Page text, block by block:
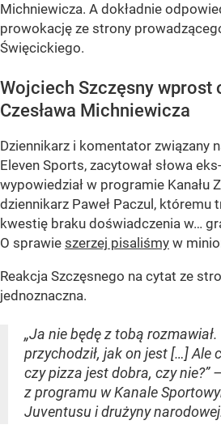
Michniewicza. A dokładnie
prowokację ze strony
Święcickiego.
Wojciech Szczęsny wprost
Czesława Michniewicza
Dziennikarz i komentator związany
Eleven Sports, zacytował słowa
wypowiedział w programie Kanału
dziennikarz Paweł Paczul, któremu
kwestię braku doświadczenia w…
O sprawie szerzej pisaliśmy w
Reakcja Szczęsnego na cytat ze
jednoznaczna.
„Ja nie będę z tobą
przychodził, jak on jest […] Ale
czy pizza jest dobra, czy nie?”
z programu w Kanale
Juventusu i drużyny